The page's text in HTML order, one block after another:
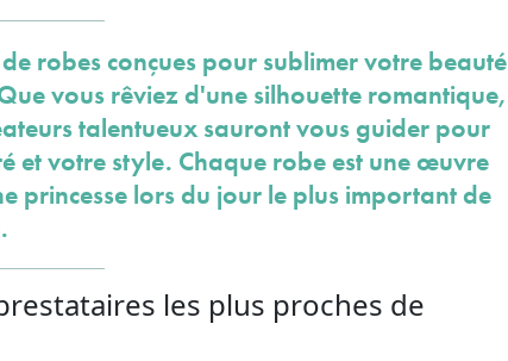
robes conçues pour sublimer votre beauté
vous rêviez d'une silhouette romantique,
talentueux sauront vous guider pour
et votre style. Chaque robe est une œuvre
princesse lors du jour le plus important de
les plus proches de